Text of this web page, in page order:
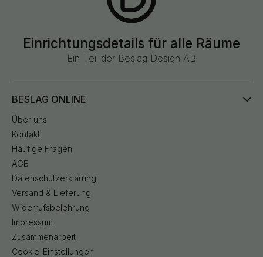
Einrichtungsdetails für alle Räume
Ein Teil der Beslag Design AB
BESLAG ONLINE
Über uns
Kontakt
Häufige Fragen
AGB
Datenschutzerklärung
Versand & Lieferung
Widerrufsbelehrung
Impressum
Zusammenarbeit
Cookie-Einstellungen